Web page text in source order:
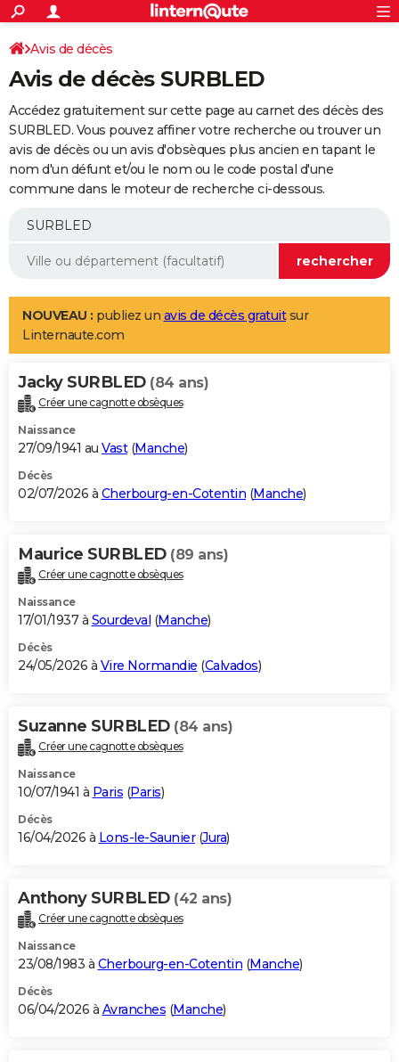
ACTUALITÉS
Politique
Société
Faits Divers
Education
Monde
Villes
+
SPORT
Coupe du monde 2026
Football
Tennis
Cyclisme
Rugby
Forum
Programme TV
TNT
Streaming
Cinéma
Sorties cinéma
Musique
+
FINANCE
Retraite
Epargne
Immobilier
Risques naturels par ville
Banque
Assurance
AUTO
Essais
Réserver un essai
Citadines
Berlines
SUV
Forum auto
+
Mobiles
Meilleur smartphone
Internet
Ordinateurs
Jeux vidéo
Guide high-tech
Aménagement intérieur
LIFESTYLE
Art de vivre
Bien-être
Loisirs
Mode
Modes de vie
Alimentation
Guide de la santé
Maladies
Médicaments
Sommeil
VOYAGE
Destinations
City break
Voyage nature
Voyage de noces
Forum
Climat
+PHOTO
GUIDES D'ACHAT
BONS PLANS
Carte de Noël
Carte Bonne année
Carte Saint-Valentin
Carte Pâques
Carte d'anniversaire
DICTIONNAIRE
Dictionnaire
Biographies
Citations
Expressions
Proverbes
PROGRAMME TV
S'inscrire
Se connecter
Lycées
Collèges
Primaires
Universités
Entreprises
Service militaire
Avis de recherche
AVIS DE DÉCÈS
Bricolage
Lifestyle
Culture
Sport
Auto
Television
Voyage
Cinema
Avis de décès
Avis de décès SURBLED
Accédez gratuitement sur cette page au carnet des décès des
SURBLED. Vous pouvez affiner votre recherche ou trouver un
avis de décès ou un avis d'obsèques plus ancien en tapant le
nom d'un défunt et/ou le nom ou le code postal d'une
commune dans le moteur de recherche ci-dessous.
NOUVEAU : publiez un avis de décès gratuitsur
Linternaute.com
Jacky SURBLED (84 ans)
Créer une cagnotte obsèques
Naissance
27/09/1941 au Vast(Manche)
Décès
02/07/2026 à Cherbourg-en-Cotentin (Manche)
Maurice SURBLED (89 ans)
Créer une cagnotte obsèques
Naissance
17/01/1937 à Sourdeval (Manche)
Décès
24/05/2026 à Vire Normandie (Calvados)
Suzanne SURBLED (84 ans)
Créer une cagnotte obsèques
Naissance
10/07/1941 à Paris (Paris)
Décès
16/04/2026 à Lons-le-Saunier(Jura)
Anthony SURBLED (42 ans)
Créer une cagnotte obsèques
Naissance
23/08/1983 à Cherbourg-en-Cotentin (Manche)
Décès
06/04/2026 à Avranches (Manche)